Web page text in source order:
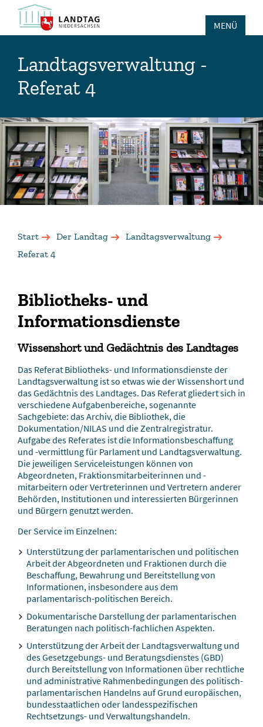
MENÜ
Landtagsverwaltung -
Referat 4
Start Der Landtag
Landtagsverwaltung
Referat 4
Bibliotheks- und
Informationsdienste
Wissenshort und Gedächtnis des Landtages
Das Referat Bibliotheks- und Informationsdienste der
Landtagsverwaltung ist so etwas wie der Wissenshort und
das Gedächtnis des Landtages. Das Referat gliedert sich in
verschiedene Aufgabenbereiche, sogenannte
Sachgebiete: das Archiv, die Bibliothek, die
Dokumentation/NILAS und die Zentralregistratur.
Aufgabe des Referates ist die Informationsbeschaffung
und -vermittlung für Parlament und Landtagsverwaltung.
Die jeweiligen Serviceleistungen können von
Abgeordneten, Fraktionsmitarbeiterinnen und -
mitarbeitern oder Vertreterinnen und Vertretern anderer
Behörden, Institutionen und interessierten Bürgerinnen
und Bürgern genutzt werden.
Der Service im Einzelnen:
Unterstützung der parlamentarischen und politischen
Arbeit der Abgeordneten und Fraktionen durch die
Beschaffung, Bewahrung und Bereitstellung von
Informationen, insbesondere aus dem
parlamentarisch-politischen Bereich.
Dokumentarische Darstellung der parlamentarischen
Beratungen nach politisch-fachlichen Aspekten.
Unterstützung der Arbeit der Landtagsverwaltung und
des Gesetzgebungs- und Beratungsdienstes (GBD)
durch Bereitstellung von Informationen über rechtliche
und administrative Rahmenbedingungen des politisch-
parlamentarischen Handelns auf Grund europäischen,
bundesstaatlichen oder landesspezifischen
Rechtsetzungs- und Verwaltungshandeln.